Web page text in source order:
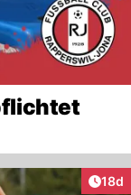
18d